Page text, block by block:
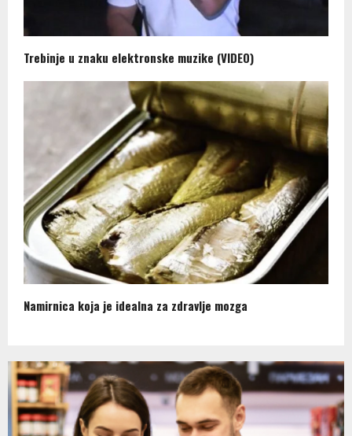
Trebinje u znaku elektronske muzike (VIDEO)
Namirnica koja je idealna za zdravlje mozga